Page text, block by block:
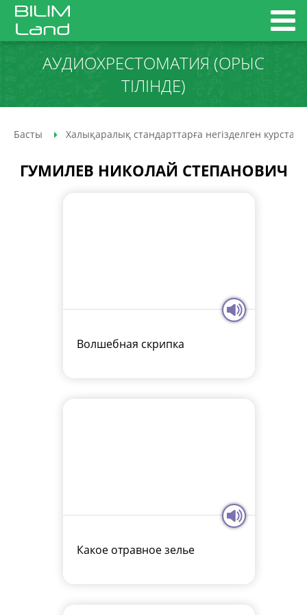
АУДИО­ХРЕСТОМАТИЯ (ОРЫС
ТІЛІНДЕ)
Басты Халықаралық стандарттарға негізделген курстар
ГУМИЛЕВ НИКОЛАЙ СТЕПАНОВИЧ
Волшебная скрипка
Какое отравное зелье